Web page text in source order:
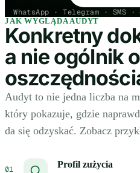
WhatsApp · Telegram · SMS
JAK WYGLĄDA AUDYT
Konkretny
a nie ogólnik o
Audyt to nie jedna liczba na
który pokazuje, gdzie
da się odzyskać. Zobacz
01 Profil zużycia